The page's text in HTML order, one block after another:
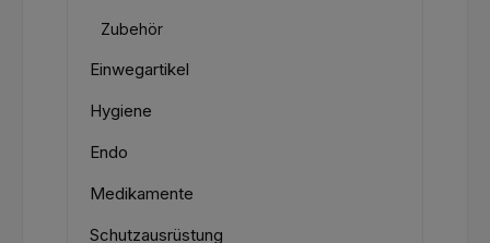
Zubehör
Einwegartikel
Hygiene
Endo
Medikamente
Schutzausrüstung